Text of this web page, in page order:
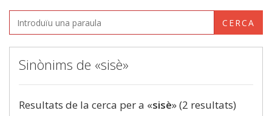
CERCA
Sinònims de «sisè»
Resultats de la cerca per a «sisè» (2 resultats)